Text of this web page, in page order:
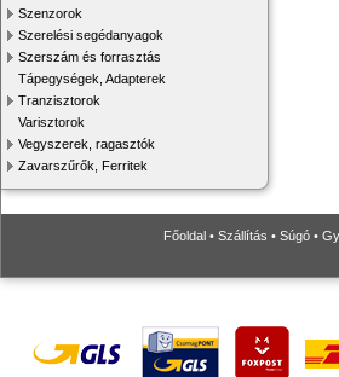
Szenzorok
Szerelési segédanyagok
Szerszám és forrasztás
Tápegységek, Adapterek
Tranzisztorok
Varisztorok
Vegyszerek, ragasztók
Zavarszűrők, Ferritek
Főoldal • Szállítás • Súgó •